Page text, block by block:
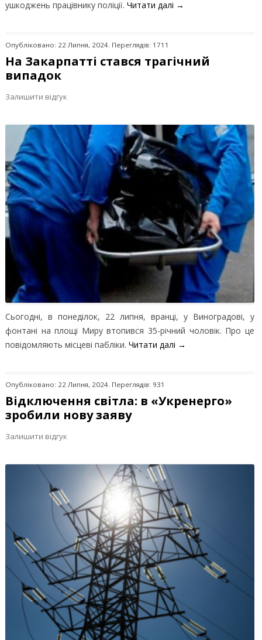
ушкоджень працівнику поліції. Читати далі →
Опубліковано: 22 Липня, 2024. Переглядів: 1711
На Закарпатті стався трагічний
випадок
Залишити відгук
Сьогодні, в понеділок, 22 липня, вранці, у Виноградові, у
фонтані на площі Миру втопився 35-річний чоловік. Про це
повідомляють місцеві пабліки. Читати далі →
Опубліковано: 22 Липня, 2024. Переглядів: 931
Відключення світла: в «Укренерго»
зробили нову заяву
Залишити відгук